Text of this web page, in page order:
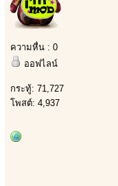
ความหื่น : 0
ออฟไลน์
กระทู้: 71,727
โพสต์: 4,937